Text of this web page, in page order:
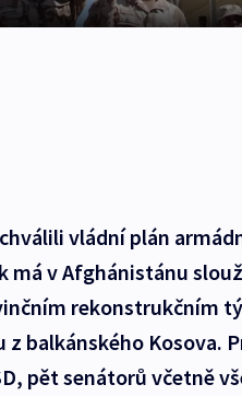
vládní plán
má v Afghánistánu
rekonstrukčním
balkánského Kosova.
pět senátorů včetně